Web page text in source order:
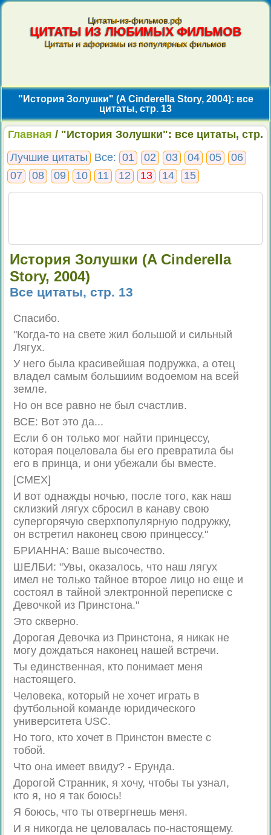
Цитаты-из-фильмов.рф
ЦИТАТЫ ИЗ ЛЮБИМЫХ ФИЛЬМОВ
Цитаты и афоризмы из популярных фильмов
"История Золушки" (A Cinderella Story, 2004): все
цитаты, стр. 13
Главная / "История Золушки": все цитаты, стр.
Лучшие цитаты
Все: 01 02 03 04 05
06
07
08 09 10 11 12 13 14 15
История Золушки (A Cinderella
Story, 2004)
Все цитаты, стр. 13
Спасибо.
"Когда-то на свете жил большой и сильный
Лягух.
У него была красивейшая подружка, а отец
владел самым большиим водоемом на всей
земле.
Но он все равно не был счастлив.
ВСЕ: Вот это да...
Если б он только мог найти принцессу,
которая поцеловала бы его превратила бы
его в принца, и они убежали бы вместе.
[СМЕХ]
И вот однажды ночью, после того, как наш
склизкий лягух сбросил в канаву свою
супергорячую сверхпопулярную подружку,
он встретил наконец свою принцессу."
БРИАННA: Ваше высочество.
ШЕЛБИ: "Увы, оказалось, что наш лягух
имел не только тайное второе лицо но еще и
состоял в тайной электронной переписке с
Девочкой из Принстона."
Это скверно.
Дорогая Девочка из Принстона, я никак не
могу дождаться наконец нашей встречи.
Ты единственная, кто понимает меня
настоящего.
Человека, который не хочет играть в
футбольной команде юридического
университета USC.
Но того, кто хочет в Принстон вместе с
тобой.
Что она имеет ввиду? - Ерунда.
Дорогой Странник, я хочу, чтобы ты узнал,
кто я, но я так боюсь!
Я боюсь, что ты отвергнешь меня.
И я никогда не целовалась по-настоящему.